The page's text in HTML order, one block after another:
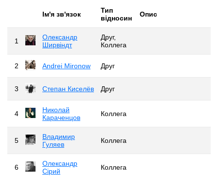
Iм'я зв'язок
Тип
відносин
Опис
1
Олександр
Ширвіндт
Друг,
Коллега
2 Andrei Mironow Друг
3 Степан Киселёв Друг
4
Николай
Караченцов
Коллега
5
Владимир
Гуляев
Коллега
6
Олександр
Сірий
Коллега